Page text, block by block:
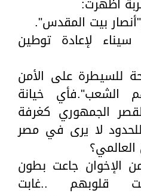
بيت المقدس".
لإعادة توطين
للسيطرة على الأمن
الشعب".فأي خيانة
الجمهوري كغرفة
لا يرى في مصر
الإخوان جاعت بطون
قلوبهم ..غابت